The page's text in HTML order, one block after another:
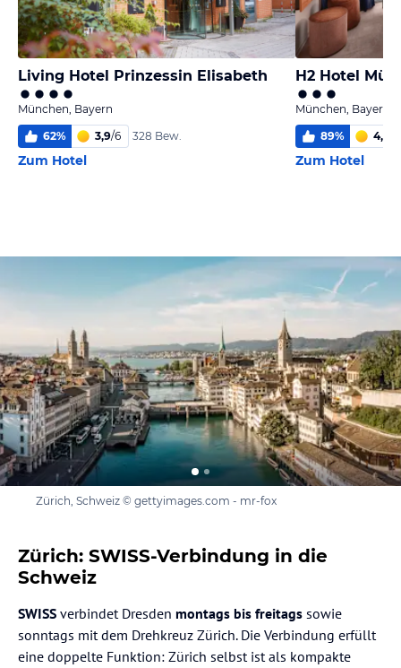
Living Hotel Prinzessin Elisabeth
München, Bayern
62% 3,9/6 328 Bew.
Zum Hotel
H2 Hotel
München, Bayern
89% 4,9
Zum Hotel
Zürich, Schweiz © gettyimages.com - mr-fox
Zürich: SWISS-Verbindung in die
Schweiz
SWISS verbindet Dresden montags bis freitags sowie
sonntags mit dem Drehkreuz Zürich. Die Verbindung erfüllt
eine doppelte Funktion: Zürich selbst ist als kompakte